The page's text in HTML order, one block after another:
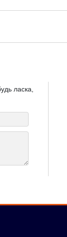
ласка,